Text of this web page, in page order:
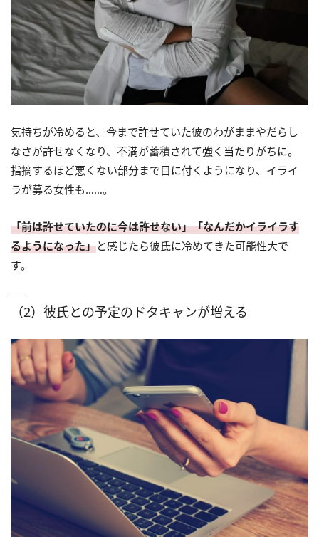
気持ちが冷めると、今まで許せていた彼のわがままやだらし
なさが許せなくなり、不満が蓄積されて強く当たりがちに。
指摘するほど悪くない部分まで目に付くようになり、イライ
ラが募る女性も……。
「前は許せていたのに今は許せない」「なんだかイライラす
るようになった」と感じたら彼氏に冷めてきた可能性大で
す。
（2）彼氏との予定のドタキャンが増える